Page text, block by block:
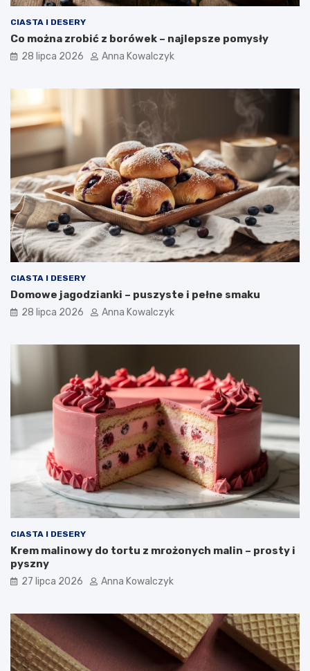
CIASTA I DESERY
Co można zrobić z borówek – najlepsze pomysły
28 lipca 2026 Anna Kowalczyk
CIASTA I DESERY
Domowe jagodzianki – puszyste i pełne smaku
28 lipca 2026 Anna Kowalczyk
CIASTA I DESERY
Krem malinowy do tortu z mrożonych malin – prosty i
pyszny
27 lipca 2026 Anna Kowalczyk